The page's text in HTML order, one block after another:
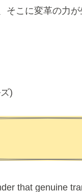
そこに変革の力が
)
that genuine